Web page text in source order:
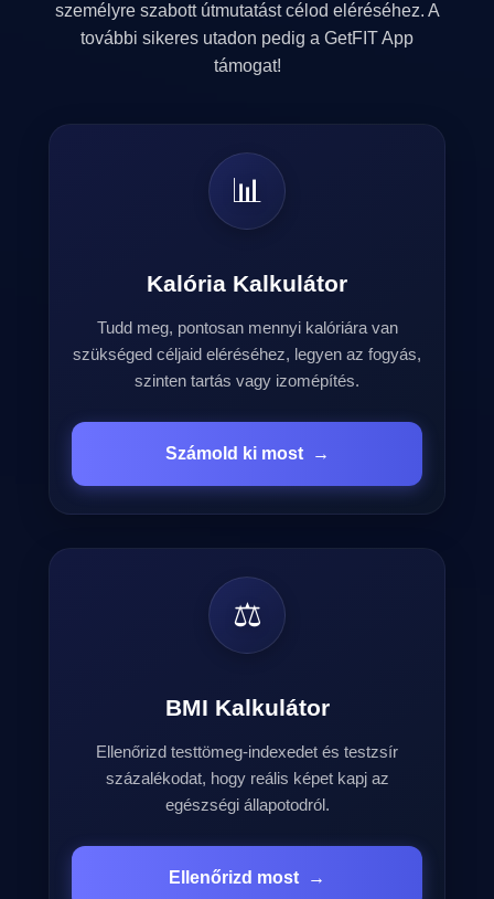
személyre szabott útmutatást célod eléréséhez. A
további sikeres utadon pedig a GetFIT App
támogat!
📊
Kalória Kalkulátor
Tudd meg, pontosan mennyi kalóriára van
szükséged céljaid eléréséhez, legyen az fogyás,
szinten tartás vagy izomépítés.
Számold ki most →
⚖️
BMI Kalkulátor
Ellenőrizd testtömeg-indexedet és testzsír
százalékodat, hogy reális képet kapj az
egészségi állapotodról.
Ellenőrizd most →